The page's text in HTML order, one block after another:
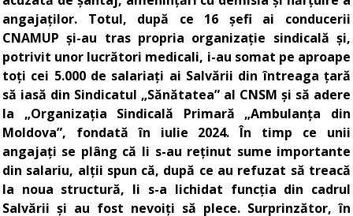
angajaților. Totul, după ce 16 șefi ai conducerii
CNAMUP și-au tras propria organizație sindicală și,
potrivit unor lucrători medicali, i-au somat pe aproape
toți cei 5.000 de salariați ai Salvării din întreaga țară
să iasă din Sindicatul „Sănătatea” al CNSM și să adere
la „Organizația Sindicală Primară „Ambulanța din
Moldova”, fondată în iulie 2024. În timp ce unii
angajați se plâng că li s-au reținut sume importante
din salariu, alții spun că, după ce au refuzat să treacă
la noua structură, li s-a lichidat funcția din cadrul
Salvării și au fost nevoiți să plece. Surprinzător, în